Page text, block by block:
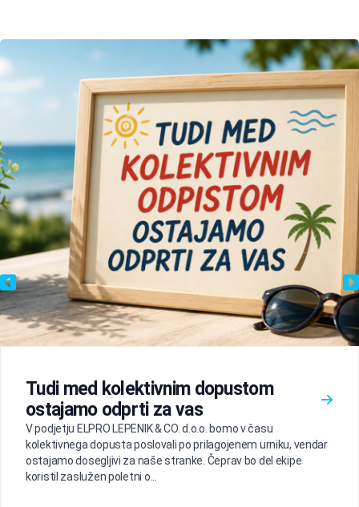
Tudi med kolektivnim dopustom
ostajamo odprti za vas
V podjetju ELPRO LEPENIK & CO. d.o.o. bomo v času
kolektivnega dopusta poslovali po prilagojenem urniku, vendar
ostajamo dosegljivi za naše stranke. Čeprav bo del ekipe
koristil zaslužen poletni o...